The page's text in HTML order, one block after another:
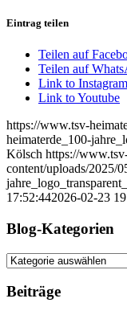
Eintrag teilen
Teilen auf
Teilen auf
Link to Instagram
Link to Youtube
https://www.tsv-
heimaterde_100-
Kölsch https://
content/uploads/2025/
17:52:442026-02-23
Blog-Kategorien
Blog-
Beiträge